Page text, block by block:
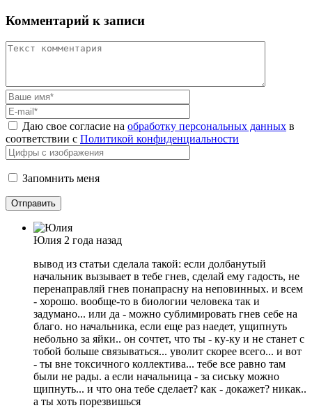
Комментарий к записи
Даю свое согласие на обработку персональных данных в
соответствии с Политикой конфиденциальности
Запомнить меня
Юлия 2 года назад
вывод из статьи сделала такой: если долбанутый
начальник вызывает в тебе гнев, сделай ему гадость, не
перенаправляй гнев понапрасну на неповинных. и всем
- хорошо. вообще-то в биологии человека так и
задумано... или да - можно сублимировать гнев себе на
благо. но начальника, если еще раз наедет, ущипнуть
небольно за яйки.. он сочтет, что ты - ку-ку и не станет с
тобой больше связываться... уволит скорее всего... и вот
- ты вне токсичного коллектива... тебе все равно там
были не рады. а если начальница - за сиську можно
щипнуть... и что она тебе сделает? как - докажет? никак..
а ты хоть порезвишься